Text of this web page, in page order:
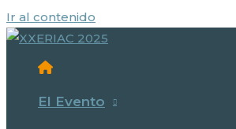
Ir al contenido
El Evento